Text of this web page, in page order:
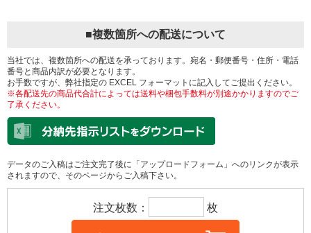
■複数箇所への配送について
当社では、複数箇所への配送を承っております。宛名・郵便番号・住所・電話
番号と商品内訳が必要となります。
お手数ですが、弊社指定の EXCEL フォーマットに記入してご提出ください。
※各配送先の商品代合計によっては送料や梱包手数料が別途かかりますのでご
了承ください。
データのご入稿はご注文完了後に「アップロードフォーム」へのリンクが表示
されますので、そのページからご入稿下さい。
注文枚数： 枚